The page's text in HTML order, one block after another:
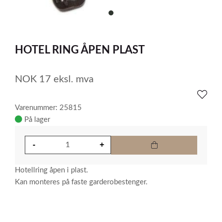
item
of
HOTEL RING ÅPEN PLAST
NOK 17 eksl. mva
Varenummer: 25815
På lager
Hotellring åpen i plast.
Kan monteres på faste garderobestenger.